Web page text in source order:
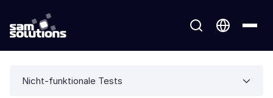
Nicht-funktionale Tests